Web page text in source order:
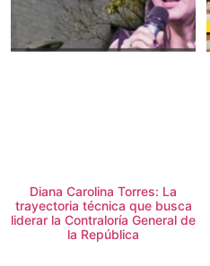
Diana Carolina Torres: La
trayectoria técnica que busca
liderar la Contraloría General de
la República